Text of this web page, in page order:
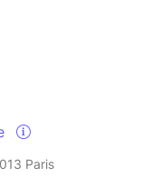
Paris